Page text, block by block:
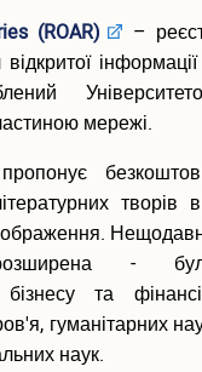
(ROAR)
–
мережі.
творів
зображення.
-
та
гуманітарних
наук.